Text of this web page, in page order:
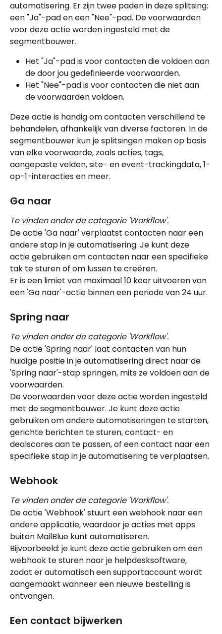
automatisering. Er zijn twee paden in deze splitsing:
een "Ja"-pad en een "Nee"-pad. De voorwaarden
voor deze actie worden ingesteld met de
segmentbouwer.
Het "Ja"-pad is voor contacten die voldoen aan
de door jou gedefinieerde voorwaarden.
Het "Nee"-pad is voor contacten die niet aan
de voorwaarden voldoen.
Deze actie is handig om contacten verschillend te
behandelen, afhankelijk van diverse factoren. In de
segmentbouwer kun je splitsingen maken op basis
van elke voorwaarde, zoals acties, tags,
aangepaste velden, site- en event-trackingdata, 1-
op-1-interacties en meer.
Ga naar
Te vinden onder de categorie 'Workflow'.
De actie 'Ga naar' verplaatst contacten naar een
andere stap in je automatisering. Je kunt deze
actie gebruiken om contacten naar een specifieke
tak te sturen of om lussen te creëren.
Er is een limiet van maximaal 10 keer uitvoeren van
een 'Ga naar'-actie binnen een periode van 24 uur.
Spring naar
Te vinden onder de categorie 'Workflow'.
De actie 'Spring naar' laat contacten van hun
huidige positie in je automatisering direct naar de
'Spring naar'-stap springen, mits ze voldoen aan de
voorwaarden.
De voorwaarden voor deze actie worden ingesteld
met de segmentbouwer. Je kunt deze actie
gebruiken om andere automatiseringen te starten,
gerichte berichten te sturen, contact- en
dealscores aan te passen, of een contact naar een
specifieke stap in je automatisering te verplaatsen.
Webhook
Te vinden onder de categorie 'Workflow'.
De actie 'Webhook' stuurt een webhook naar een
andere applicatie, waardoor je acties met apps
buiten MailBlue kunt automatiseren.
Bijvoorbeeld: je kunt deze actie gebruiken om een
webhook te sturen naar je helpdesksoftware,
zodat er automatisch een supportaccount wordt
aangemaakt wanneer een nieuwe bestelling is
ontvangen.
Een contact bijwerken